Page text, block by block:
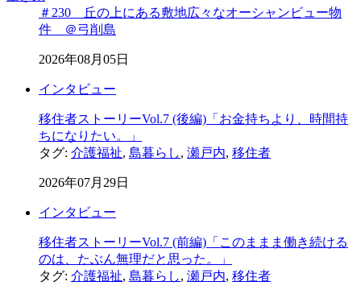
＃230 丘の上にある敷地広々なオーシャンビュー物
件 ＠弓削島
2026年08月05日
インタビュー
移住者ストーリーVol.7 (後編)「お金持ちより、時間持
ちになりたい。」
タグ: 介護福祉, 島暮らし, 瀬戸内, 移住者
2026年07月29日
インタビュー
移住者ストーリーVol.7 (前編)「このままま働き続ける
のは、たぶん無理だと思った。」
タグ: 介護福祉, 島暮らし, 瀬戸内, 移住者